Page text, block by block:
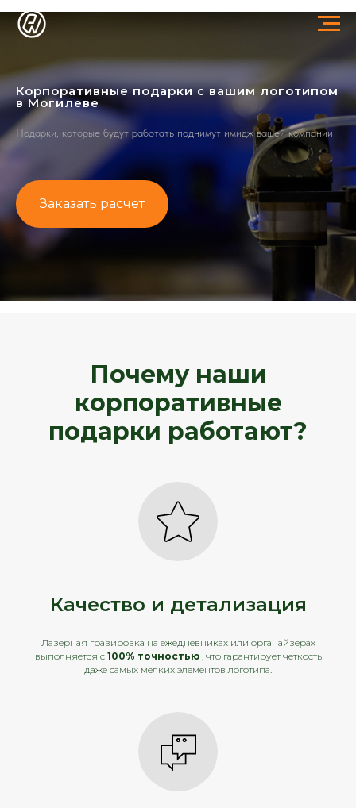
Корпоративные подарки с вашим логотипом
в Могилеве
Подарки, которые будут работать поднимут имидж вашей компании
Заказать расчет
Почему наши
корпоративные
подарки работают?
Качество и детализация
Лазерная гравировка на ежедневниках или органайзерах
выполняется с 100% точностью, что гарантирует четкость
даже самых мелких элементов логотипа.